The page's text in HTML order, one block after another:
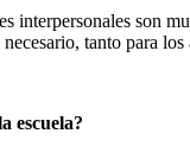
interpersonales son
tanto para
escuela?